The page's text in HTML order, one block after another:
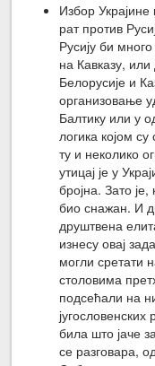
Избор Украјине
рат против
Русију би
на Кавказу,
Белорусије и
организовање
Балтику или у
логика којом
ту и неколико
утицај је у
бројна. Зато
био снажан. И
друштвена
изнесу овај
могли сретати
столовима
подсећали на
била што јаче
се разговара,